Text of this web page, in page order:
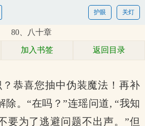
关灯
护眼
80、八十章
加入书签 返回目录
恭喜您抽中伪装魔法！再补
除。“在吗？”连瑶问道, “我知
要为了逃避问题不出声。”但